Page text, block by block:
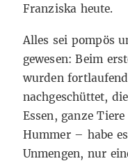
Franziska heute.
Alles sei pompös
gewesen: Beim
wurden
nachgeschüttet,
Essen, ganze
Hummer – habe
Unmengen, nur